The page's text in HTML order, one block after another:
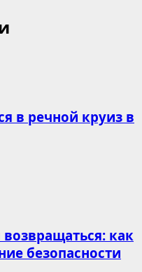
в речной круиз в
как
безопасности